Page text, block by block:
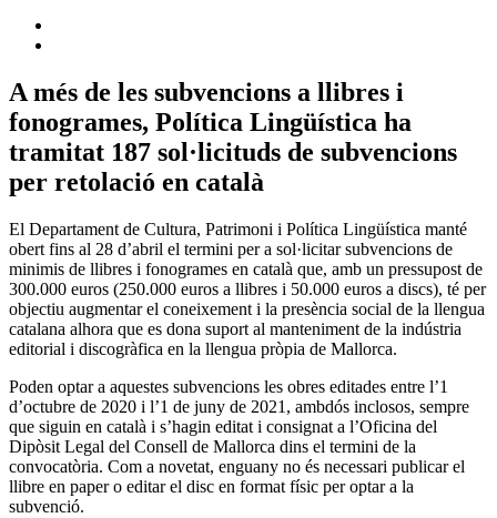
A més de les subvencions a llibres i
fonogrames, Política Lingüística ha
tramitat 187 sol·licituds de subvencions
per retolació en català
El Departament de Cultura, Patrimoni i Política Lingüística manté
obert fins al 28 d’abril el termini per a sol·licitar subvencions de
minimis de llibres i fonogrames en català que, amb un pressupost de
300.000 euros (250.000 euros a llibres i 50.000 euros a discs), té per
objectiu augmentar el coneixement i la presència social de la llengua
catalana alhora que es dona suport al manteniment de la indústria
editorial i discogràfica en la llengua pròpia de Mallorca.
Poden optar a aquestes subvencions les obres editades entre l’1
d’octubre de 2020 i l’1 de juny de 2021, ambdós inclosos, sempre
que siguin en català i s’hagin editat i consignat a l’Oficina del
Dipòsit Legal del Consell de Mallorca dins el termini de la
convocatòria. Com a novetat, enguany no és necessari publicar el
llibre en paper o editar el disc en format físic per optar a la
subvenció.